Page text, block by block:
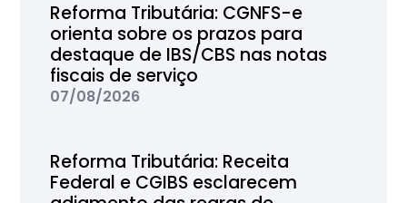
Reforma Tributária: CGNFS-e
orienta sobre os prazos para
destaque de IBS/CBS nas notas
fiscais de serviço
07/08/2026
Reforma Tributária: Receita
Federal e CGIBS esclarecem